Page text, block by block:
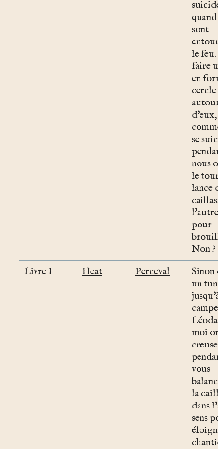
sont
le
faire
en
cercle
d'eux,
se
nous
le
lance
pour
Non ?
Livre I
Heat Perceval
Sinon
un
moi
vous
la
dans
sens